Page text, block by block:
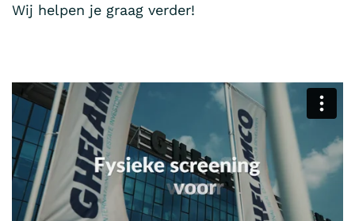
Wij helpen je graag verder!